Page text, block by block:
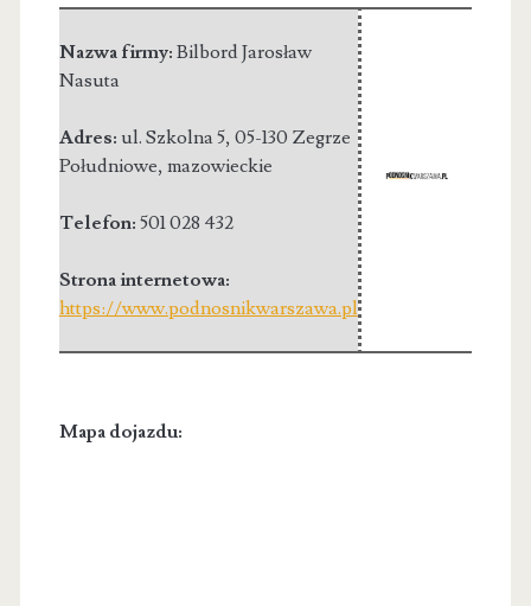
Nazwa firmy: Bilbord Jarosław
Nasuta
Adres: ul. Szkolna 5, 05-130 Zegrze
Południowe, mazowieckie
Telefon: 501 028 432
Strona internetowa:
https://www.podnosnikwarszawa.pl
Mapa dojazdu: